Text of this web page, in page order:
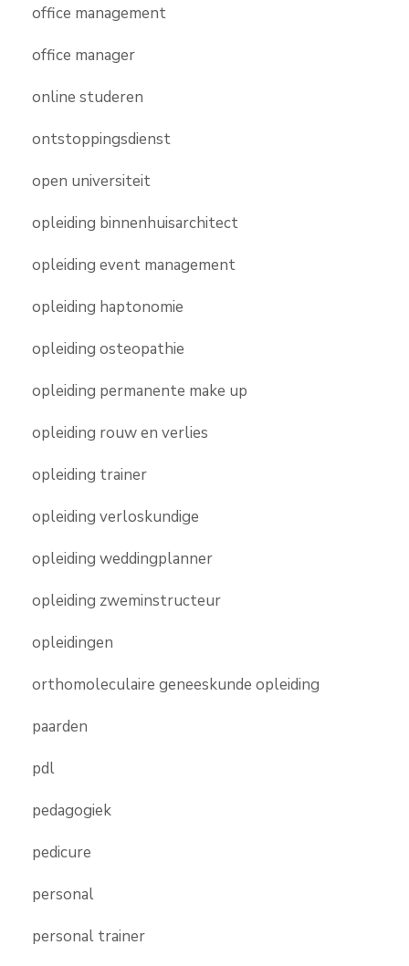
office management
office manager
online studeren
ontstoppingsdienst
open universiteit
opleiding binnenhuisarchitect
opleiding event management
opleiding haptonomie
opleiding osteopathie
opleiding permanente make up
opleiding rouw en verlies
opleiding trainer
opleiding verloskundige
opleiding weddingplanner
opleiding zweminstructeur
opleidingen
orthomoleculaire geneeskunde opleiding
paarden
pdl
pedagogiek
pedicure
personal
personal trainer